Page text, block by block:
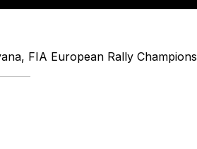
FIA European Rally